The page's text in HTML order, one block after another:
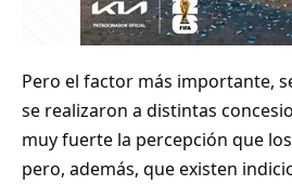
Pero el factor más importante,
se realizaron a distintas
muy fuerte la percepción que
pero, además, que existen